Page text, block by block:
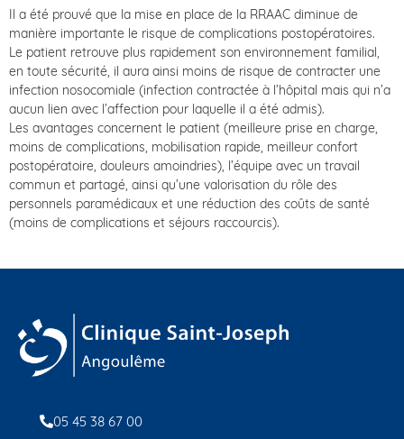
Il a été prouvé que la mise en place de la RRAAC diminue de
manière importante le risque de complications postopératoires.
Le patient retrouve plus rapidement son environnement familial,
en toute sécurité, il aura ainsi moins de risque de contracter une
infection nosocomiale (infection contractée à l’hôpital mais qui n’a
aucun lien avec l’affection pour laquelle il a été admis).
Les avantages concernent le patient (meilleure prise en charge,
moins de complications, mobilisation rapide, meilleur confort
postopératoire, douleurs amoindries), l’équipe avec un travail
commun et partagé, ainsi qu’une valorisation du rôle des
personnels paramédicaux et une réduction des coûts de santé
(moins de complications et séjours raccourcis).
05 45 38 67 00